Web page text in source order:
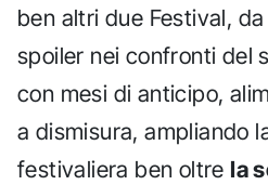
ben altri due Festival,
spoiler nei confronti del
con mesi di anticipo,
a dismisura, ampliando
festivaliera ben oltre la